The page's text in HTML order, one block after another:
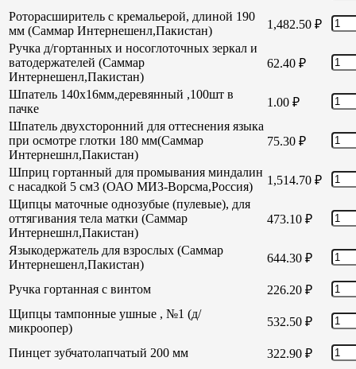
Роторасширитель с кремальерой, длиной 190
мм (Саммар Интернешенл,Пакистан)
1,482.50 ₽
Ручка д/гортанных и носоглоточных зеркал и
ватодержателей (Саммар
Интернешенл,Пакистан)
62.40 ₽
Шпатель 140х16мм,деревянный ,100шт в
пачке
1.00 ₽
Шпатель двухсторонний для оттеснения языка
при осмотре глотки 180 мм(Саммар
Интернешнл,Пакистан)
75.30 ₽
Шприц гортанный для промывания миндалин
с насадкой 5 см3 (ОАО МИЗ-Ворсма,Россия)
1,514.70 ₽
Щипцы маточные однозубые (пулевые), для
оттягивания тела матки (Саммар
Интернешнл,Пакистан)
473.10 ₽
Языкодержатель для взрослых (Саммар
Интернешенл,Пакистан)
644.30 ₽
Ручка гортанная с винтом 226.20 ₽
Щипцы тампонные ушные , №1 (д/
микроопер)
532.50 ₽
Пинцет зубчатолапчатый 200 мм 322.90 ₽